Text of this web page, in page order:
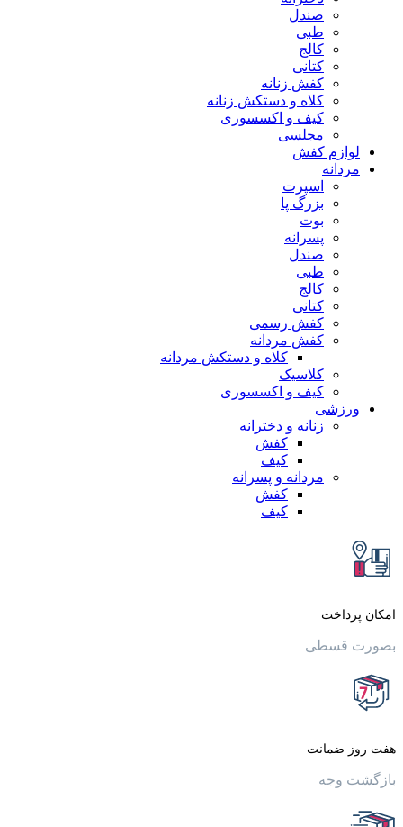
کفش زنانه
کلاه و دستکش زنانه
کیف و اکسسوری
مجلسی
کفش
اسپرت
بزرگ پا
پسرانه
کفش رسمی
کفش مردانه
کلاه و دستکش مردانه
کلاسیک
کیف و اکسسوری
زنانه و دخترانه
مردانه و پسرانه
قسطی
ضمانت
وجه